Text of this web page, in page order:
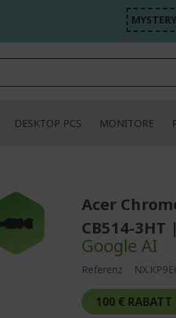
MYSTERY
DESKTOP PCS MONITORE
-100 €
Acer
CB514-3HT
Google AI
Referenz
100 € RABATT